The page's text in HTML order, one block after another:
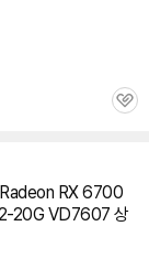
관
RX 6700
20G VD7607 상